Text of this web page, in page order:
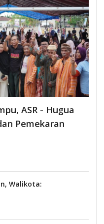
ASR - Hugua
Pemekaran
Walikota: